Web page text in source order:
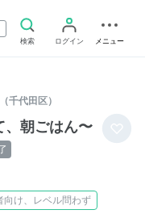
検索
ログイン メニュー
千代田区）
、朝ごはん〜
向け、レベル問わず